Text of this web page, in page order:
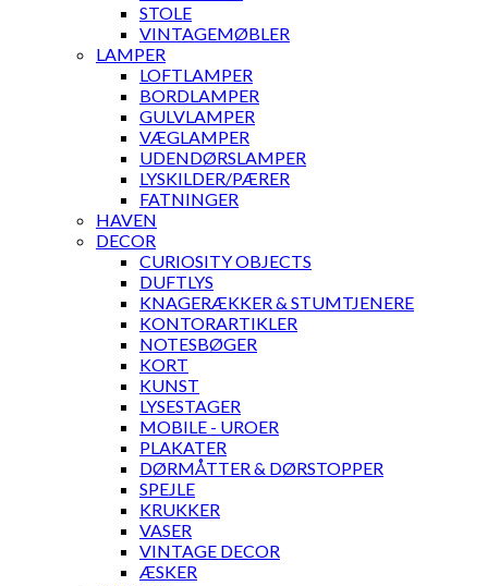
STOLE
VINTAGEMØBLER
LAMPER
LOFTLAMPER
BORDLAMPER
GULVLAMPER
VÆGLAMPER
UDENDØRSLAMPER
LYSKILDER/PÆRER
FATNINGER
HAVEN
DECOR
CURIOSITY OBJECTS
DUFTLYS
KNAGERÆKKER & STUMTJENERE
KONTORARTIKLER
NOTESBØGER
KORT
KUNST
LYSESTAGER
MOBILE - UROER
PLAKATER
DØRMÅTTER & DØRSTOPPER
SPEJLE
KRUKKER
VASER
VINTAGE DECOR
ÆSKER